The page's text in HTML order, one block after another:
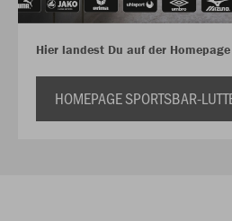
Hier landest Du auf der
HOMEPAGE SPORTSBAR-